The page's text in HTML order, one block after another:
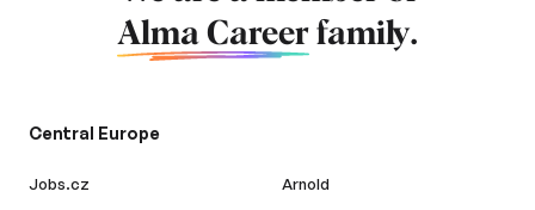
Alma Career family.
Central Europe
Jobs.cz
Arnold